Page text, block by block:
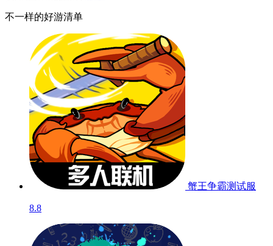
不一样的好游清单
蟹王争霸测试服
8.8